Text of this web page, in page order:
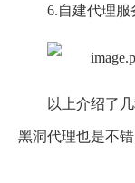
6.自建代理服
以上介绍了
黑洞代理也是不